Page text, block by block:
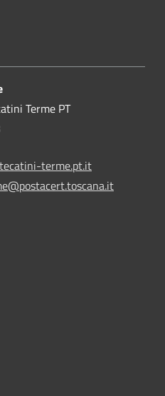
Terme PT
terme.pt.it